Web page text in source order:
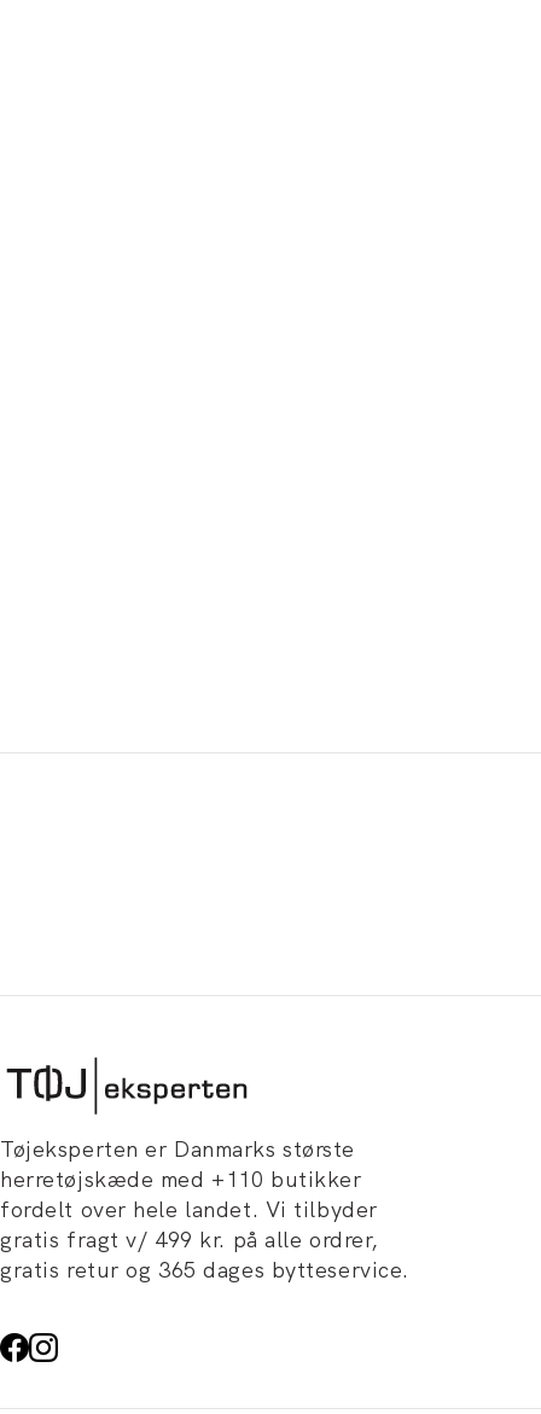
Tøjeksperten er Danmarks største
herretøjskæde med +110 butikker
fordelt over hele landet. Vi tilbyder
gratis fragt v/ 499 kr. på alle ordrer,
gratis retur og 365 dages bytteservice.